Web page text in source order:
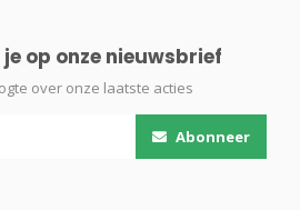
op onze nieuwsbrief
over onze laatste acties
Abonneer